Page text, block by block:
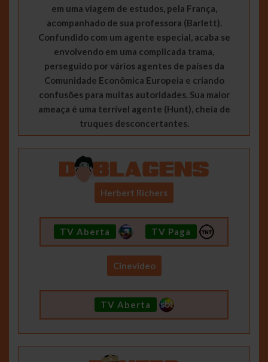
em uma viagem de estudos, pela França,
acompanhado de sua professora (Barlett).
Confundido com um agente especial, acaba se
envolvendo em uma complicada trama,
perseguido por vários agentes de países da
Comunidade Econômica Europeia e criando
confusões para muitas autoridades. Sua maior
ameaça é uma terrível agente (Hunt), cheia de
truques desconcertantes.
Herbert Richers
TV Aberta TV Paga
Cinevideo
TV Aberta